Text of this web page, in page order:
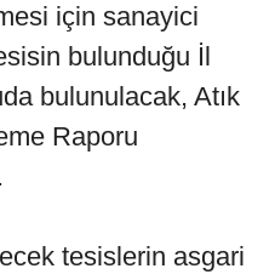
için sanayici
bulunduğu İl
bulunulacak, Atık
Raporu
tesislerin asgari